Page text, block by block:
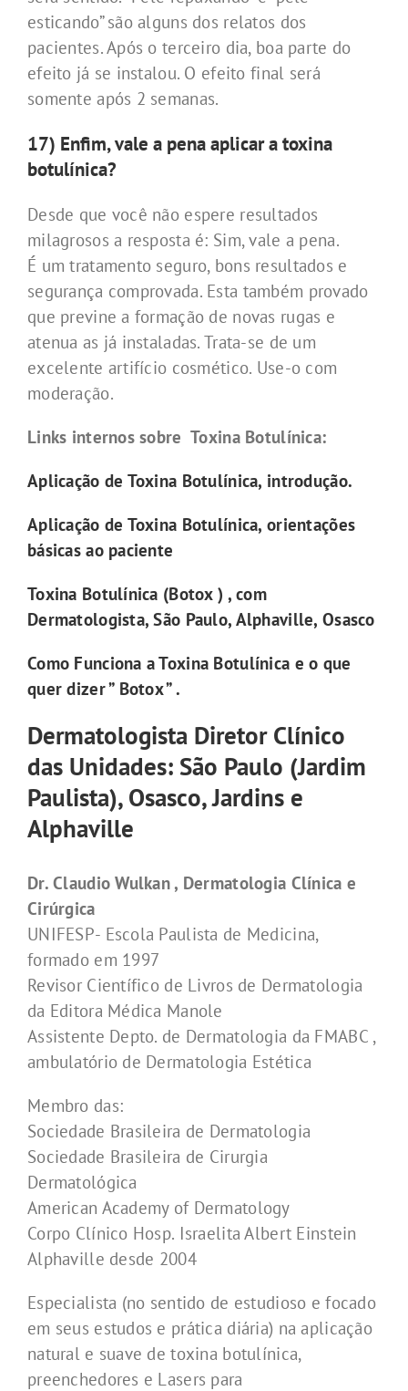
esticando” são alguns dos relatos dos
pacientes. Após o terceiro dia, boa parte do
efeito já se instalou. O efeito final será
somente após 2 semanas.
17) Enfim, vale a pena aplicar a toxina
botulínica?
Desde que você não espere resultados
milagrosos a resposta é: Sim, vale a pena.
É um tratamento seguro, bons resultados e
segurança comprovada. Esta também provado
que previne a formação de novas rugas e
atenua as já instaladas. Trata-se de um
excelente artifício cosmético. Use-o com
moderação.
Links internos sobre Toxina Botulínica:
Aplicação de Toxina Botulínica, introdução.
Aplicação de Toxina Botulínica, orientações
básicas ao paciente
Toxina Botulínica (Botox ) , com
Dermatologista, São Paulo, Alphaville, Osasco
Como Funciona a Toxina Botulínica e o que
quer dizer ” Botox ” .
Dermatologista Diretor Clínico
das Unidades: São Paulo (Jardim
Paulista), Osasco, Jardins e
Alphaville
Dr. Claudio Wulkan , Dermatologia Clínica e
Cirúrgica
UNIFESP- Escola Paulista de Medicina,
formado em 1997
Revisor Científico de Livros de Dermatologia
da Editora Médica Manole
Assistente Depto. de Dermatologia da FMABC ,
ambulatório de Dermatologia Estética
Membro das:
Sociedade Brasileira de Dermatologia
Sociedade Brasileira de Cirurgia
Dermatológica
American Academy of Dermatology
Corpo Clínico Hosp. Israelita Albert Einstein
Alphaville desde 2004
Especialista (no sentido de estudioso e focado
em seus estudos e prática diária) na aplicação
natural e suave de toxina botulínica,
preenchedores e Lasers para